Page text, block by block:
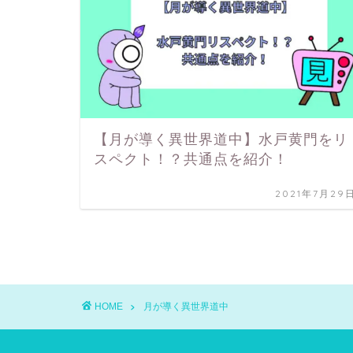
【月が導く異世界道中】水戸黄門をリ
スペクト！？共通点を紹介！
2021年7月29
HOME 月が導く異世界道中